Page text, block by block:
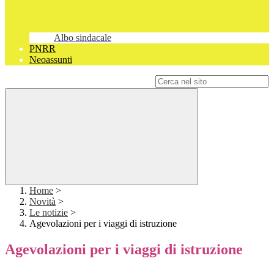
Albo sindacale
PNRR
Neoassunti
Home >
Novità >
Le notizie >
Agevolazioni per i viaggi di istruzione
Agevolazioni per i viaggi di istruzione